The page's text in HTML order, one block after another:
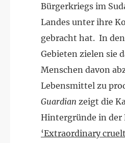
Bürgerkriegs im
Landes unter ihre
gebracht hat. In
Gebieten zielen sie
Menschen davon
Lebensmittel zu
Guardian zeigt die
Hintergründe in der
‘Extraordinary